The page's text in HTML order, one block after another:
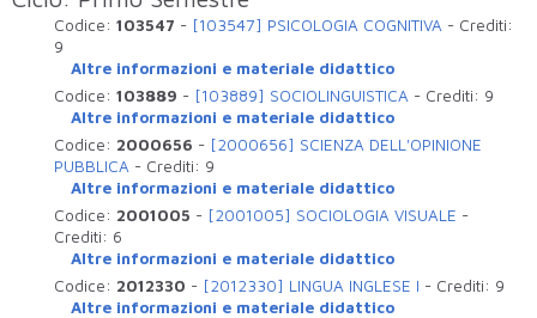
Codice:103547 - [103547] PSICOLOGIA COGNITIVA - Crediti:
9
Altre informazioni e materiale didattico
Codice:103889 - [103889] SOCIOLINGUISTICA - Crediti: 9
Altre informazioni e materiale didattico
Codice: 2000656 - [2000656] SCIENZA DELL'OPINIONE
PUBBLICA - Crediti: 9
Altre informazioni e materiale didattico
Codice: 2001005 - [2001005] SOCIOLOGIA VISUALE -
Crediti: 6
Altre informazioni e materiale didattico
Codice: 2012330 - [2012330] LINGUA INGLESE I - Crediti: 9
Altre informazioni e materiale didattico